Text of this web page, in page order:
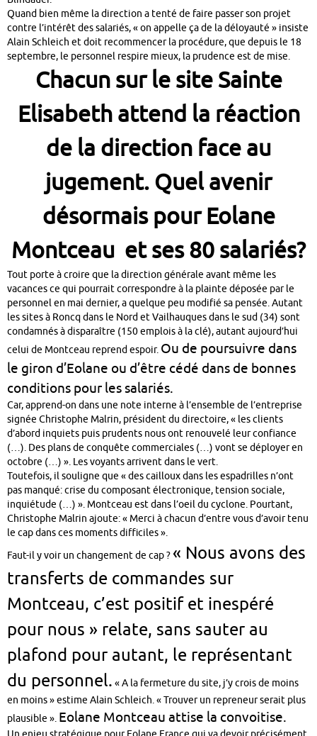
Quand bien même la direction a tenté de faire passer son projet
contre l’intérêt des salariés, « on appelle ça de la déloyauté » insiste
Alain Schleich et doit recommencer la procédure, que depuis le 18
septembre, le personnel respire mieux, la prudence est de mise.
Chacun sur le site Sainte
Elisabeth attend la réaction
de la direction face au
jugement. Quel avenir
désormais pour Eolane
Montceau et ses 80 salariés?
Tout porte à croire que la direction générale avant même les
vacances ce qui pourrait correspondre à la plainte déposée par le
personnel en mai dernier, a quelque peu modifié sa pensée. Autant
les sites à Roncq dans le Nord et Vailhauques dans le sud (34) sont
condamnés à disparaître (150 emplois à la clé), autant aujourd’hui
celui de Montceau reprend espoir. Ou de poursuivre dans
le giron d’Eolane ou d’être cédé dans de bonnes
conditions pour les salariés.
Car, apprend-on dans une note interne à l’ensemble de l’entreprise
signée Christophe Malrin, président du directoire, « les clients
d’abord inquiets puis prudents nous ont renouvelé leur confiance
(…). Des plans de conquête commerciales (…) vont se déployer en
octobre (…) ». Les voyants arrivent dans le vert.
Toutefois, il souligne que « des cailloux dans les espadrilles n’ont
pas manqué: crise du composant électronique, tension sociale,
inquiétude (…) ». Montceau est dans l’oeil du cyclone. Pourtant,
Christophe Malrin ajoute: « Merci à chacun d’entre vous d’avoir tenu
le cap dans ces moments difficiles ».
Faut-il y voir un changement de cap ?« Nous avons des
transferts de commandes sur
Montceau, c’est positif et inespéré
pour nous » relate, sans sauter au
plafond pour autant, le représentant
du personnel. « A la fermeture du site, j’y crois de moins
en moins » estime Alain Schleich. « Trouver un repreneur serait plus
plausible ». Eolane Montceau attise la convoitise.